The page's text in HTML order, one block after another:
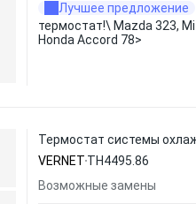
Лучшее предложение
термостат!\ Mazda 323,
Honda Accord 78>
Термостат системы
VERNET TH4495.86
Возможные замены